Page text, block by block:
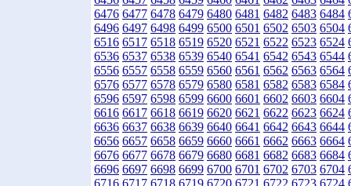
6476 6477 6478 6479 6480 6481 6482 6483 6484
6496 6497 6498 6499 6500 6501 6502 6503 6504
6516 6517 6518 6519 6520 6521 6522 6523 6524
6536 6537 6538 6539 6540 6541 6542 6543 6544
6556 6557 6558 6559 6560 6561 6562 6563 6564
6576 6577 6578 6579 6580 6581 6582 6583 6584
6596 6597 6598 6599 6600 6601 6602 6603 6604
6616 6617 6618 6619 6620 6621 6622 6623 6624
6636 6637 6638 6639 6640 6641 6642 6643 6644
6656 6657 6658 6659 6660 6661 6662 6663 6664
6676 6677 6678 6679 6680 6681 6682 6683 6684
6696 6697 6698 6699 6700 6701 6702 6703 6704
6716 6717 6718 6719 6720 6721 6722 6723 6724